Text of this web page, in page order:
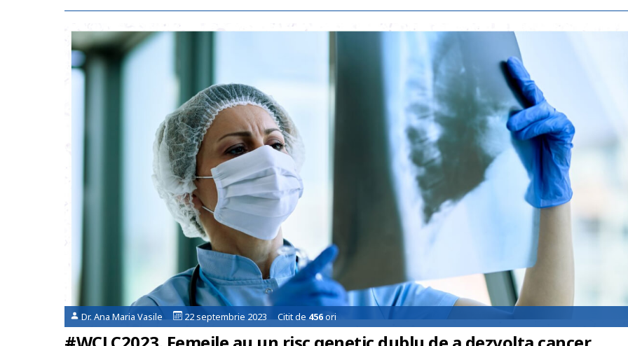
Dr. Ana Maria Vasile 22 septembrie 2023 Citit de456ori